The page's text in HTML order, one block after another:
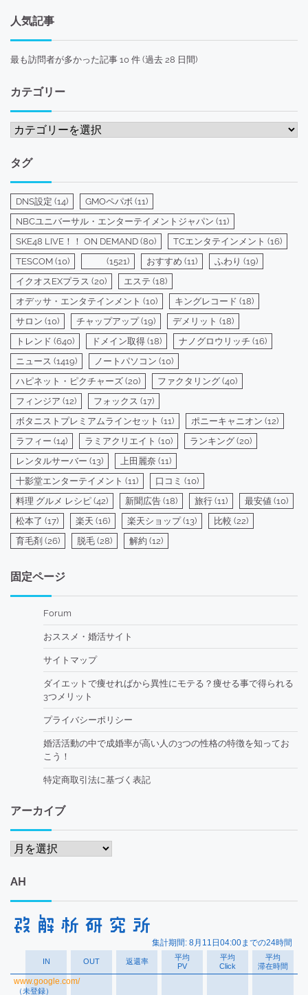
人気記事
最も訪問者が多かった記事 10 件 (過去 28 日間)
カテゴリー
カ
ゴ
リ
ー
タグ
DNS設定 (14) GMOペパボ (11)
NBCユニバーサル・エンターテイメントジャパン (11)
SKE48 LIVE！！ ON DEMAND (80) TCエンタテインメント (16)
TESCOM (10) (1521) おすすめ (11) ふわり (19)
イクオスEXプラス (20) エステ (18)
オデッサ・エンタテインメント (10) キングレコード (18)
サロン (10) チャップアップ(19) デメリット (18)
トレンド (640) ドメイン取得 (18) ナノグロウリッチ (16)
ニュース (1419) ノートパソコン (10)
ハピネット・ピクチャーズ (20) ファクタリング (40)
フィンジア (12) フォックス (17)
ボタニストプレミアムラインセット (11) ポニーキャニオン (12)
ラフィー (14) ラミアクリエイト (10) ランキング (20)
レンタルサーバー (13) 上田麗奈 (11)
十影堂エンターテイメント (11) 口コミ (10)
料理 グルメ レシピ (42) 新聞広告 (18) 旅行 (11) 最安値 (10)
松本了 (17) 楽天 (16) 楽天ショップ(13) 比較 (22)
育毛剤 (26) 脱毛 (28) 解約 (12)
固定ページ
Forum
おススメ・婚活サイト
サイトマップ
ダイエットで痩せればから異性にモテる？痩せる事で得られる
3つメリット
プライバシーポリシー
婚活活動の中で成婚率が高い人の3つの性格の特徴を知ってお
こう！
特定商取引法に基づく表記
アーカイブ
ア
カ
イ
AH